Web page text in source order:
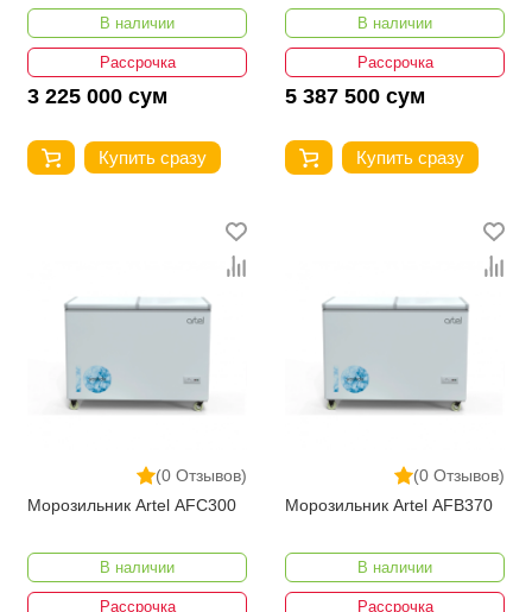
В наличии
Рассрочка
3 225 000 сум
Купить сразу
В наличии
Рассрочка
5 387 500 сум
Купить сразу
(0 Отзывов)
Морозильник Artel AFC300
В наличии
Рассрочка
(0 Отзывов)
Морозильник Artel AFB370
В наличии
Рассрочка